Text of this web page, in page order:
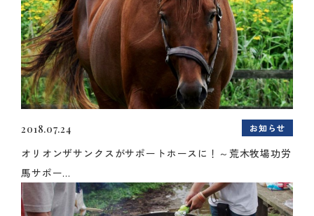
2018.07.24 お知らせ
オリオンザサンクスがサポートホースに！～荒木牧場功労
馬サポー...